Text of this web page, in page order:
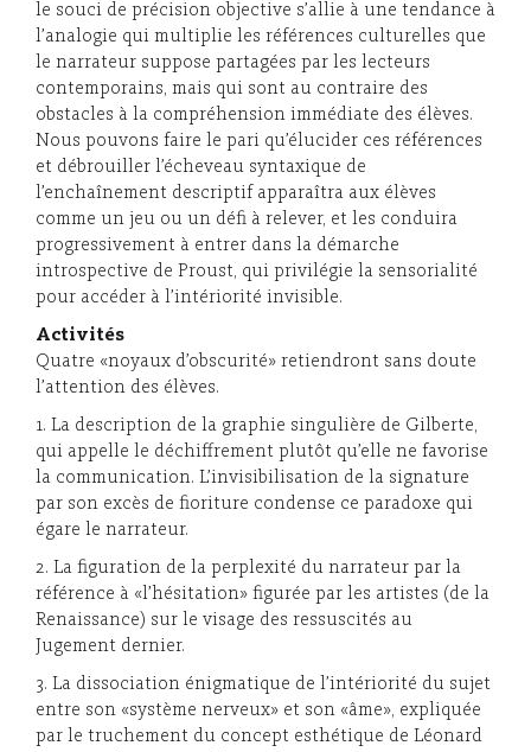
le souci de précision objective s’allie à une tendance à
l’analogie qui multiplie les références culturelles que
le narrateur suppose partagées par les lecteurs
contemporains, mais qui sont au contraire des
obstacles à la compréhension immédiate des élèves.
Nous pouvons faire le pari qu’élucider ces références
et débrouiller l’écheveau syntaxique de
l’enchaînement descriptif apparaîtra aux élèves
comme un jeu ou un défi à relever, et les conduira
progressivement à entrer dans la démarche
introspective de Proust, qui privilégie la sensorialité
pour accéder à l’intériorité invisible.
Activités
Quatre «noyaux d’obscurité» retiendront sans doute
l’attention des élèves.
1. La description de la graphie singulière de Gilberte,
qui appelle le déchiffrement plutôt qu’elle ne favorise
la communication. L’invisibilisation de la signature
par son excès de fioriture condense ce paradoxe qui
égare le narrateur.
2. La figuration de la perplexité du narrateur par la
référence à «l’hésitation» figurée par les artistes (de la
Renaissance) sur le visage des ressuscités au
Jugement dernier.
3. La dissociation énigmatique de l’intériorité du sujet
entre son «système nerveux» et son «âme», expliquée
par le truchement du concept esthétique de Léonard